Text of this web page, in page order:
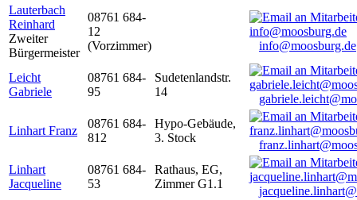
Lauterbach
Reinhard
Zweiter
Bürgermeister
08761 684-
12
(Vorzimmer)
info@moosburg.de
Leicht
Gabriele
08761 684-
95
Sudetenlandstr.
14
Linhart Franz
08761 684-
812
Hypo-Gebäude,
3. Stock
Linhart
Jacqueline
08761 684-
53
Rathaus, EG,
Zimmer G1.1